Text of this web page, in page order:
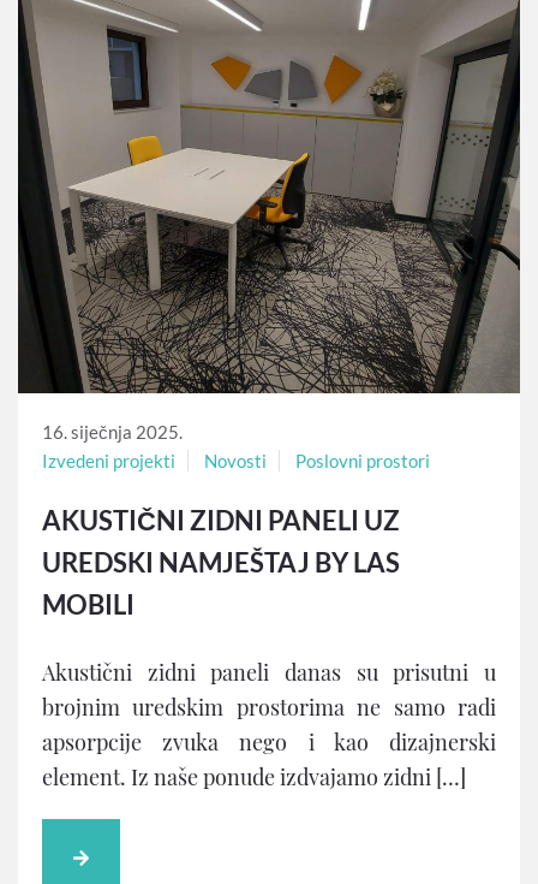
16. siječnja 2025.
Izvedeni projekti
Novosti Poslovni prostori
AKUSTIČNI ZIDNI PANELI UZ
UREDSKI NAMJEŠTAJ BY LAS
MOBILI
Akustični zidni paneli danas su prisutni u
brojnim uredskim prostorima ne samo radi
apsorpcije zvuka nego i kao dizajnerski
element. Iz naše ponude izdvajamo zidni […]